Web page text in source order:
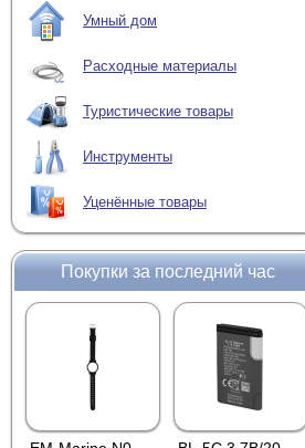
Умный дом
Расходные материалы
Туристические товары
Инструменты
Уценённые товары
Покупки за последний час